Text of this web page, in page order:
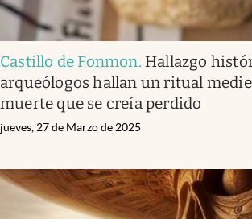
Castillo de Fonmon. Hallazgo
arqueólogos hallan un ritual
muerte que se creía perdido
jueves, 27 de Marzo de 2025